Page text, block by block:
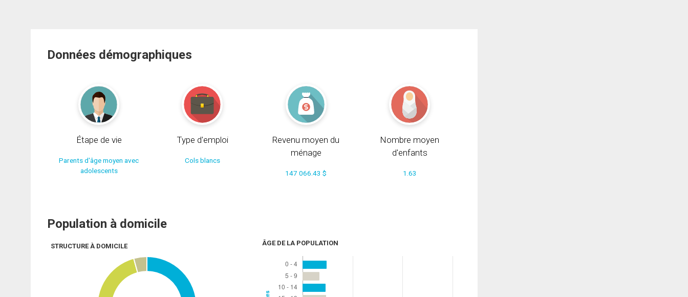
Données démographiques
Étape de vie
Parents d'âge moyen avec
adolescents
Type d'emploi
Cols blancs
Revenu moyen du
ménage
147 066.43 $
Nombre moyen
d'enfants
1.63
Population à domicile
STRUCTURE À DOMICILE ÂGE DE LA POPULATION